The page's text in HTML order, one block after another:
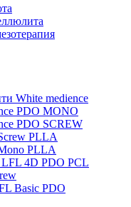
White medience
PDO MONO
PDO SCREW
PLLA
PLLA
4D PDO PCL
Basic PDO